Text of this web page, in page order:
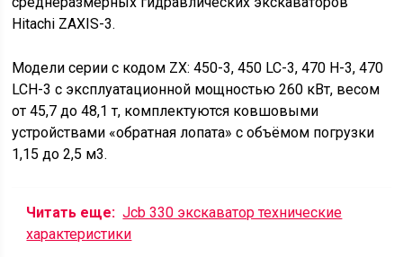
Hitachi ZAXIS-3.
Модели серии с кодом ZX: 450-3, 450 LC-3, 470 H-3, 470
LCH-3 с эксплуатационной мощностью 260 кВт, весом
от 45,7 до 48,1 т, комплектуются ковшовыми
устройствами «обратная лопата» с объёмом погрузки
1,15 до 2,5 м3.
Читать еще: Jcb 330 экскаватор технические
характеристики